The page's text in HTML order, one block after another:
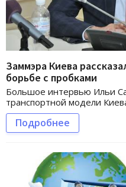
Заммэра Киева
борьбе с пробками
Большое интервью Ильи
транспортной модели
Подробнее